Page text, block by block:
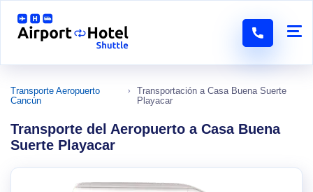
Transporte Aeropuerto
Cancún
Transportación a Casa Buena Suerte
Playacar
Transporte del Aeropuerto a Casa Buena
Suerte Playacar